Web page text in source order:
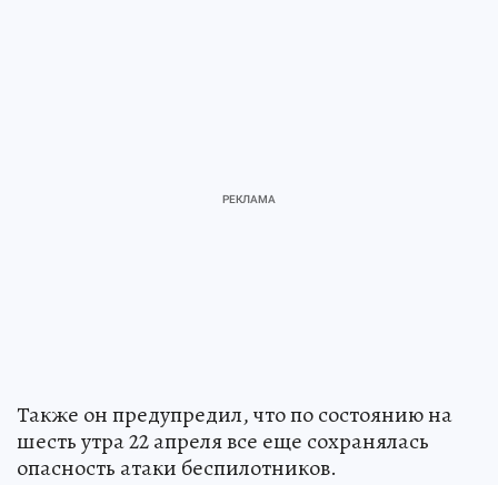
Также он предупредил, что по состоянию на
шесть утра 22 апреля все еще сохранялась
опасность атаки беспилотников.